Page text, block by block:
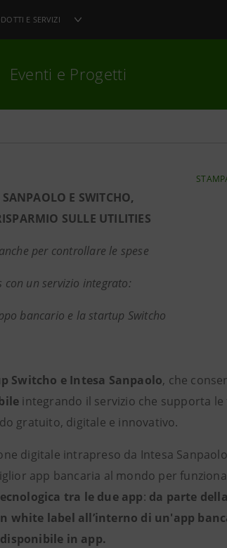
E SERVIZI
Eventi e Progetti
E SWITCHO,
SULLE UTILITIES
per controllare le spese
con un servizio integrato:
bancario e la startup Switcho
Switcho e Intesa Sanpaolo, che
integrando il servizio che supporta le
gratuito, digitale e innovativo.
digitale intrapreso da Intesa
app bancaria al mondo per
tra le due app: da parte
label all’interno di un'app
in app.